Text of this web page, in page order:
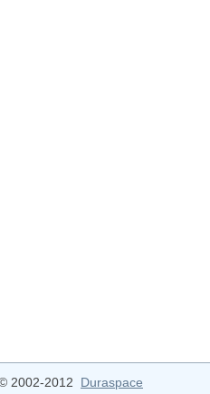
2002-2012 Duraspace